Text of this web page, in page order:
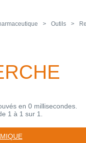
Outils
en 0 millisecondes.
1 à 1 sur 1.